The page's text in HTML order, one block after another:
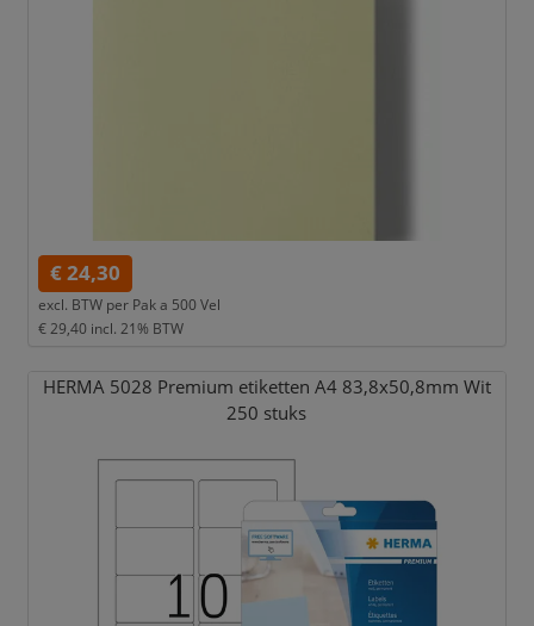
€ 24,30
excl. BTW per Pak a 500 Vel
€ 29,40 incl. 21% BTW
HERMA 5028 Premium etiketten A4 83,8x50,8mm Wit
250 stuks